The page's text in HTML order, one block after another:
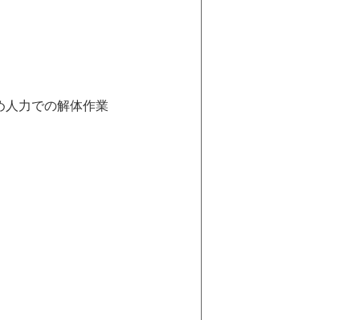
人力での解体作業